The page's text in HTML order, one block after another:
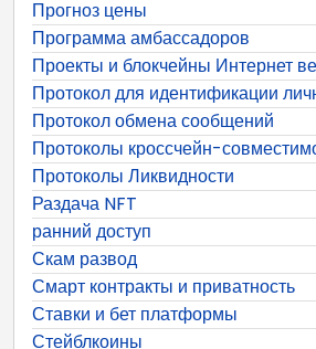
Прогноз цены
Программа амбассадоров
Проекты и блокчейны Интернет
Протокол для идентификации
Протокол обмена сообщений
Протоколы кроссчейн-
Протоколы Ликвидности
Раздача NFT
ранний доступ
Скам развод
Смарт контракты и приватность
Ставки и бет платформы
Стейблкоины